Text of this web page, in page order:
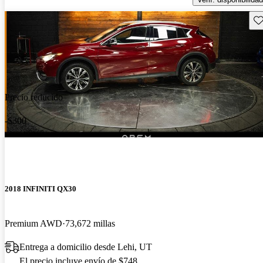
Precio reducido
-$300
2018 INFINITI QX30
Premium AWD 73,672 millas
Entrega a domicilio desde Lehi, UT